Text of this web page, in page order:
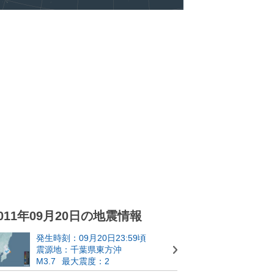
年09月20日の地震情報
発生時刻：09月20日23:59頃
震源地：千葉県東方沖
M3.7
最大震度：2